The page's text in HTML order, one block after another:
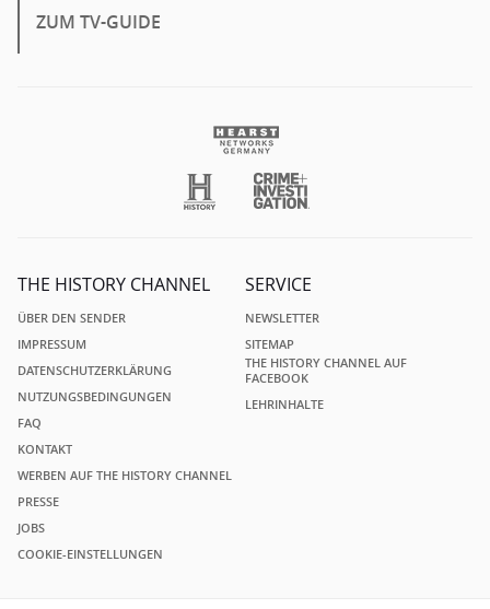
ZUM TV-GUIDE
THE HISTORY CHANNEL
ÜBER DEN SENDER
IMPRESSUM
DATENSCHUTZERKLÄRUNG
NUTZUNGSBEDINGUNGEN
FAQ
KONTAKT
WERBEN AUF THE HISTORY CHANNEL
PRESSE
JOBS
COOKIE-EINSTELLUNGEN
SERVICE
NEWSLETTER
SITEMAP
THE HISTORY CHANNEL AUF
FACEBOOK
LEHRINHALTE